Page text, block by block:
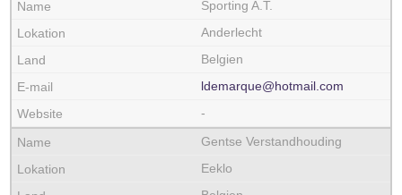
Sporting A.T.
Anderlecht
Belgien
ldemarque@hotmail.com
-
Gentse Verstandhouding
Eeklo